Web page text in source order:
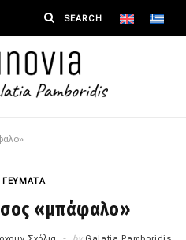
ΓΕΥΜΑΤΑ
σος «μπάφαλο»